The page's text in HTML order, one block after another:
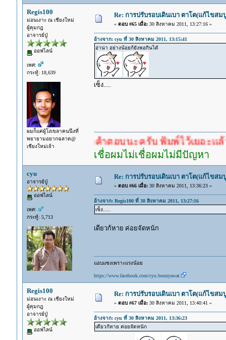
Regis100
ม่อนเงาะ ณ เชียงใหม่
ผู้คุมกฎ
อาจารย์ปู่
ออฟไลน์
เพศ:
กระทู้: 18,639
ผมก็แค่ผู้โง่เขลาคนนึงที่
พยายามอยากฉลาด@
เชียงใหม่เจ้า
Re: การปรับรอบเดินเบา ตาโต(แก้ไขส
« ตอบ #65 เมื่อ:30 สิงหาคม 2011, 13:27:16 »
อ้างจาก: cyu ที่ 30 สิงหาคม 2011, 13:15:41
อ่าน่า อย่างน้อยก้ยังพอกินได้
เซ็ง.....
ตอบก่อนรอคำตอบนะครับ พิมพ์ไว้เยอะแล้ว หาอ่าน
เชื่อผมไม่เชื่อผมไม่มีปัญหา
cyu
อาจารย์ปู่
ออฟไลน์
เพศ:
กระทู้: 5,713
Re: การปรับรอบเดินเบา ตาโต(แก้ไขส
« ตอบ #66 เมื่อ:30 สิงหาคม 2011, 13:36:23 »
อ้างจาก: Regis100 ที่ 30 สิงหาคม 2011, 13:27:16
เซ็ง.....
เดียวก้หาย ค่อยจัดหนัก
แอบแซงเพราะแรงน้อย
https://www.facebook.com/cyu.boonyawat
Regis100
ม่อนเงาะ ณ เชียงใหม่
ผู้คุมกฎ
อาจารย์ปู่
ออฟไลน์
Re: การปรับรอบเดินเบา ตาโต(แก้ไขส
« ตอบ #67 เมื่อ:30 สิงหาคม 2011, 13:40:41 »
อ้างจาก: cyu ที่ 30 สิงหาคม 2011, 13:36:23
เดียวก้หาย ค่อยจัดหนัก